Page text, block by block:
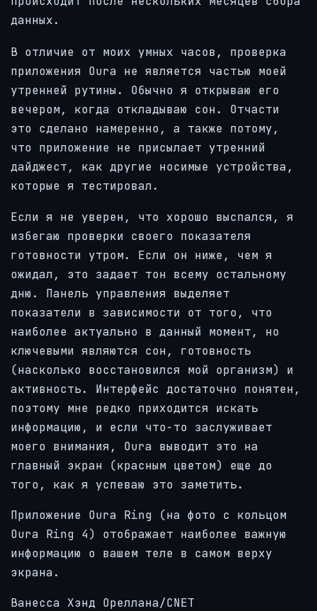
данных.
В отличие от моих умных часов, проверка
приложения Oura не является частью моей
утренней рутины. Обычно я открываю его
вечером, когда откладываю сон. Отчасти
это сделано намеренно, а также потому,
что приложение не присылает утренний
дайджест, как другие носимые устройства,
которые я тестировал.
Если я не уверен, что хорошо выспался, я
избегаю проверки своего показателя
готовности утром. Если он ниже, чем я
ожидал, это задает тон всему остальному
дню. Панель управления выделяет
показатели в зависимости от того, что
наиболее актуально в данный момент, но
ключевыми являются сон, готовность
(насколько восстановился мой организм) и
активность. Интерфейс достаточно понятен,
поэтому мне редко приходится искать
информацию, и если что-то заслуживает
моего внимания, Oura выводит это на
главный экран (красным цветом) еще до
того, как я успеваю это заметить.
Приложение Oura Ring (на фото с кольцом
Oura Ring 4) отображает наиболее важную
информацию о вашем теле в самом верху
экрана.
Ванесса Хэнд Ореллана/CNET